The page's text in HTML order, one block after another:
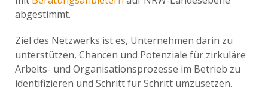
abgestimmt.
Ziel des Netzwerks ist es, Unternehmen darin zu
unterstützen, Chancen und Potenziale für zirkuläre
Arbeits- und Organisationsprozesse im Betrieb zu
identifizieren und Schritt für Schritt umzusetzen.